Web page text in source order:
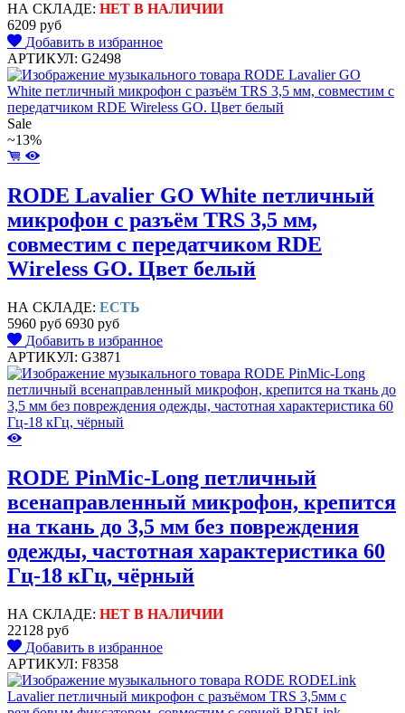
НА СКЛАДЕ: НЕТ В НАЛИЧИИ
6209 руб
Добавить в избранное
АРТИКУЛ: G2498
Sale
~13%
RODE Lavalier GO White петличный
микрофон c разъём TRS 3,5 мм,
совместим с передатчиком RDE
Wireless GO. Цвет белый
НА СКЛАДЕ: ЕСТЬ
5960 руб 6930 руб
Добавить в избранное
АРТИКУЛ: G3871
RODE PinMic-Long петличный
всенаправленный микрофон, крепится
на ткань до 3,5 мм без повреждения
одежды, частотная характеристика 60
Гц-18 кГц, чёрный
НА СКЛАДЕ: НЕТ В НАЛИЧИИ
22128 руб
Добавить в избранное
АРТИКУЛ: F8358